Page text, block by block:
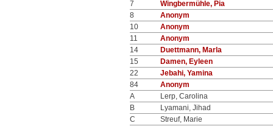
7
Wingbermühle, Pia
8
Anonym
10
Anonym
11
Anonym
14
Duettmann, Marla
15
Damen, Eyleen
22
Jebahi, Yamina
84
Anonym
A
Lerp, Carolina
B
Lyamani, Jihad
C
Streuf, Marie